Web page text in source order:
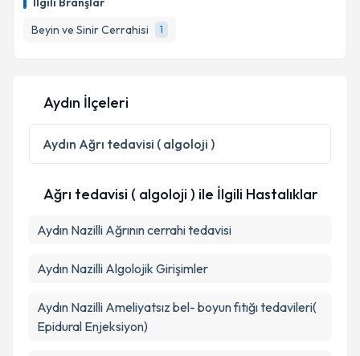
Beyin ve Sinir Cerrahisi
1
Aydın İlçeleri
Aydın Ağrı tedavisi ( algoloji )
Ağrı tedavisi ( algoloji ) ile İlgili Hastalıklar
Aydın Nazilli Ağrının cerrahi tedavisi
Aydın Nazilli Algolojik Girişimler
Aydın Nazilli Ameliyatsız bel- boyun fıtığı tedavileri(
Epidural Enjeksiyon)